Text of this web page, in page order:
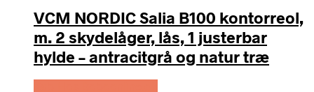
VCM NORDIC Salia B100 kontorreol,
m. 2 skydelåger, lås, 1 justerbar
hylde – antracitgrå og natur træ